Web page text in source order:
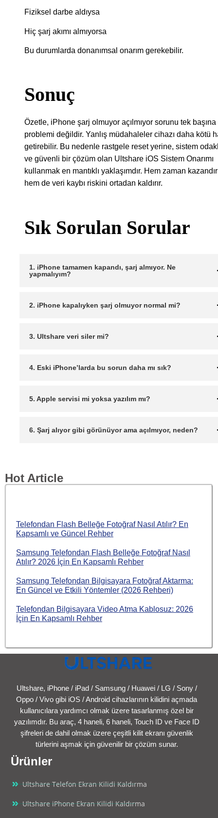
Fiziksel darbe aldıysa
Hiç şarj akımı almıyorsa
Bu durumlarda donanımsal onarım gerekebilir.
Sonuç
Özetle, iPhone şarj olmuyor açılmıyor sorunu tek
problemi değildir. Yanlış müdahaleler cihazı daha kötü
getirebilir. Bu nedenle rastgele reset yerine, sistem
ve güvenli bir çözüm olan Ultshare iOS Sistem Onarımı
kullanmak en mantıklı yaklaşımdır. Hem zaman
hem de veri kaybı riskini ortadan kaldırır.
Sık Sorulan Sorular
1. iPhone tamamen kapandı, şarj almıyor. Ne
yapmalıyım?
2. iPhone kapalıyken şarj olmuyor normal mi?
3. Ultshare veri siler mi?
4. Eski iPhone’larda bu sorun daha mı sık?
5. Apple servisi mi yoksa yazılım mı?
6. Şarj alıyor gibi görünüyor ama açılmıyor, neden?
Hot Article
Telefondan Flash Belleğe Fotoğraf Nasıl Atılır? En
Kapsamlı ve Güncel Rehber
Samsung Telefondan Flash Belleğe Fotoğraf Nasıl
Atılır? 2026 İçin En Kapsamlı Rehber
Samsung Telefondan Bilgisayara Fotoğraf Aktarma:
En Güncel ve Etkili Yöntemler (2026 Rehberi)
Telefondan Bilgisayara Video Atma Kablosuz: 2026
İçin En Kapsamlı Rehber
Ultshare, iPhone / iPad / Samsung / Huawei / LG / Sony /
Oppo / Vivo gibi iOS / Android cihazlarının kilidini açmada
kullanıcılara yardımcı olmak üzere tasarlanmış özel bir
yazılımdır. Bu araç, 4 haneli, 6 haneli, Touch ID ve Face ID
şifreleri de dahil olmak üzere çeşitli kilit ekranı güvenlik
türlerini aşmak için güvenilir bir çözüm sunar.
Ürünler
Ultshare Telefon Ekran Kilidi Kaldırma
Ultshare iPhone Ekran Kilidi Kaldırma